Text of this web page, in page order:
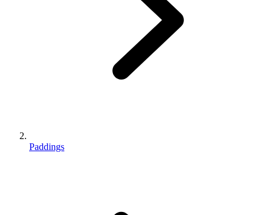
Paddings